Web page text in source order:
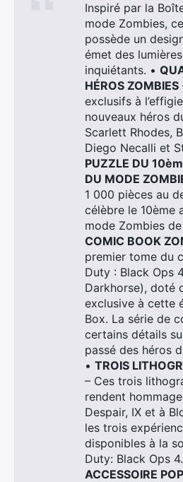
Inspiré par la
mode Zombies,
possède un
émet des
inquiétants. •
HÉROS ZOMBIES
exclusifs à
nouveaux héros
Scarlett Rhodes,
Diego Necalli et
PUZZLE DU
DU MODE
1 000 pièces au
célèbre le 10ème
mode Zombies
COMIC BOOK
premier tome du
Duty : Black Ops
Darkhorse), doté
exclusive à cette
Box. La série de
certains détails
passé des héros
• TROIS
– Ces trois
rendent
Despair, IX et à
les trois
disponibles à la
Duty: Black Ops
ACCESSOIRE